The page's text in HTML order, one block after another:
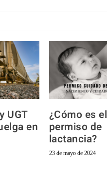
UGT
en
¿Cómo es el
permiso de
lactancia?
23 de mayo de 2024